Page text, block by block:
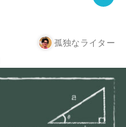
孤独なライター